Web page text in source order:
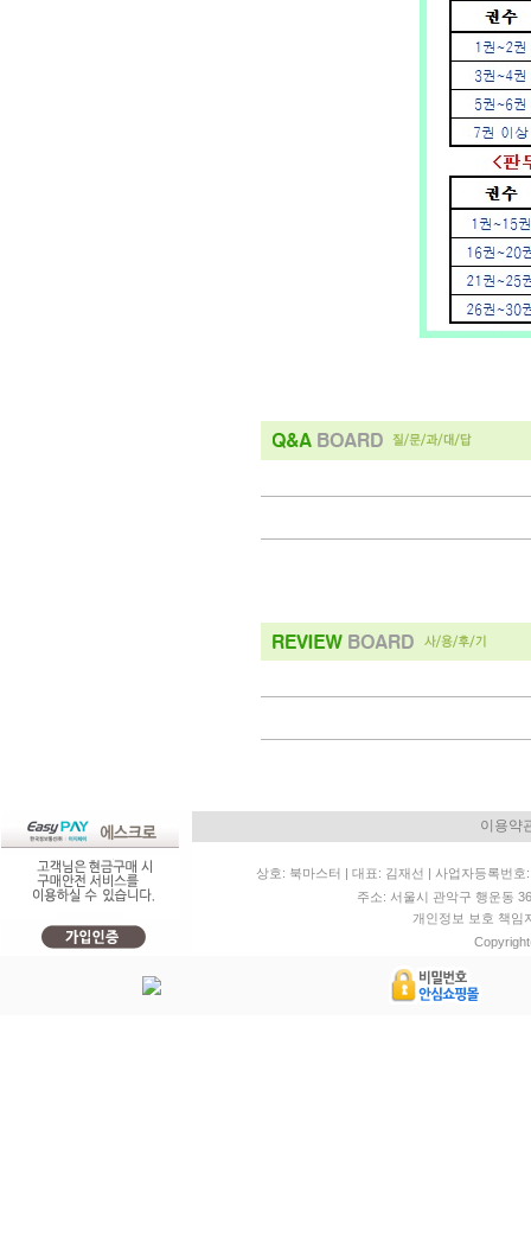
이용약
상호: 북마스터 | 대표: 김재선 | 사업자등록번
주소: 서울시 관악구 행운
개인정보 보호 책임